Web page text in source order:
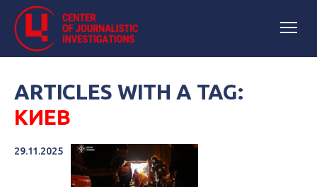
ARTICLES WITH A TAG:
КИЕВ
29.11.2025